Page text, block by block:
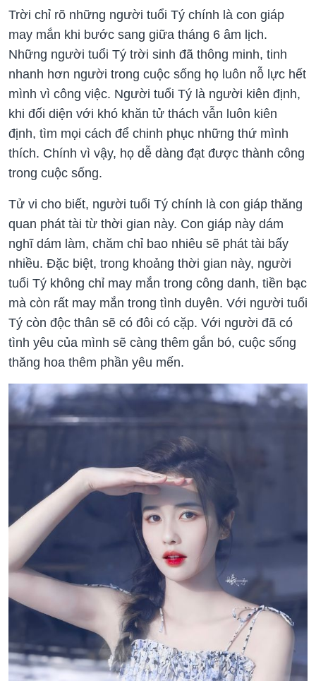
Trời chỉ rõ những người tuổi Tý chính là con giáp
may mắn khi bước sang giữa tháng 6 âm lịch.
Những người tuổi Tý trời sinh đã thông minh, tinh
nhanh hơn người trong cuộc sống họ luôn nỗ lực hết
mình vì công việc. Người tuổi Tý là người kiên định,
khi đối diện với khó khăn tử thách vẫn luôn kiên
định, tìm mọi cách để chinh phục những thứ mình
thích. Chính vì vậy, họ dễ dàng đạt được thành công
trong cuộc sống.
Tử vi cho biết, người tuổi Tý chính là con giáp thăng
quan phát tài từ thời gian này. Con giáp này dám
nghĩ dám làm, chăm chỉ bao nhiêu sẽ phát tài bấy
nhiều. Đặc biệt, trong khoảng thời gian này, người
tuổi Tý không chỉ may mắn trong công danh, tiền bạc
mà còn rất may mắn trong tình duyên. Với người tuổi
Tý còn độc thân sẽ có đôi có cặp. Với người đã có
tình yêu của mình sẽ càng thêm gắn bó, cuộc sống
thăng hoa thêm phần yêu mến.